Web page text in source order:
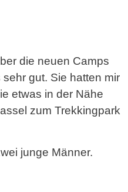
die neuen Camps
gut. Sie hatten mir
etwas in der Nähe
zum Trekkingpark
junge Männer.